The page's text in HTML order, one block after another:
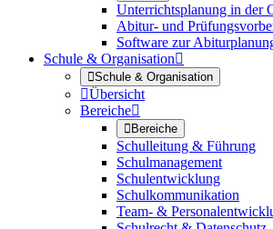
Unterrichtsplanung in der
Abitur- und
Software zur
Schule & Organisation
Schule & Organisation
Übersicht
Bereiche
Bereiche
Schulleitung & Führung
Schulmanagement
Schulentwicklung
Schulkommunikation
Team- &